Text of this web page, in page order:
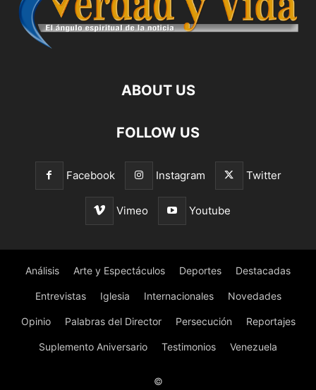
ABOUT US
FOLLOW US
Facebook Instagram Twitter
Vimeo Youtube
Análisis Arte y Espectáculos Deportes Destacadas
Entrevistas Iglesia Internacionales Novedades
Opinio Palabras del Director Persecución Reportajes
Suplemento Aniversario Testimonios Venezuela
©